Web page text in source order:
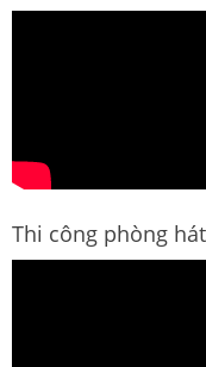
Thi công phòng